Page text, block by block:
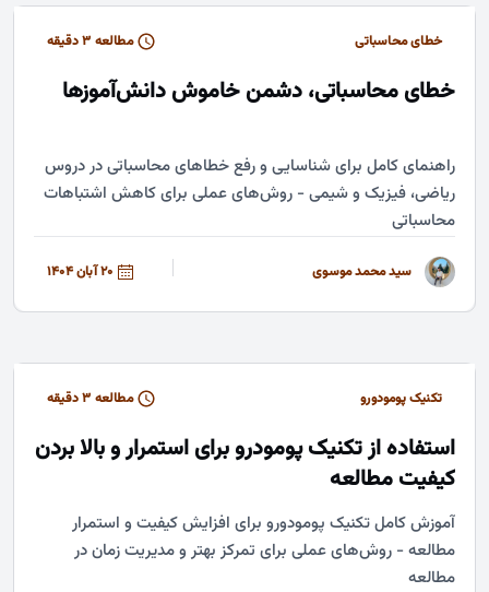
خطای محاسباتی مطالعه ۳ دقیقه
خطای محاسباتی، دشمن خاموش دانش‌آموزها
راهنمای کامل برای شناسایی و رفع خطاهای محاسباتی در دروس
ریاضی، فیزیک و شیمی - روش‌های عملی برای کاهش اشتباهات
محاسباتی
سید محمد موسوی
تکنیک پومودورو مطالعه ۳ دقیقه
استفاده از تکنیک پومودرو برای استمرار و بالا بردن
کیفیت مطالعه
آموزش کامل تکنیک پومودورو برای افزایش کیفیت و استمرار
مطالعه - روش‌های عملی برای تمرکز بهتر و مدیریت زمان در
مطالعه